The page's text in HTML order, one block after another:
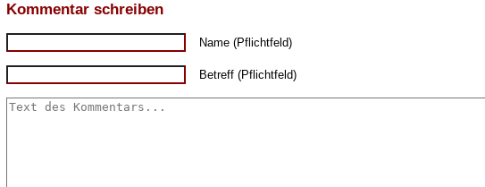
Kommentar schreiben
Name (Pflichtfeld)
Betreff (Pflichtfeld)